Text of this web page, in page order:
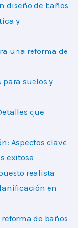
diseño de baños
y
una reforma de
para suelos y
que
Aspectos clave
exitosa
realista
en
de baños